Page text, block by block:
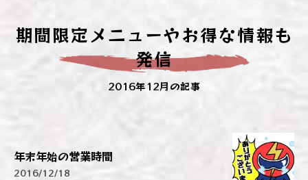
期間限定メニューやお得な情報も
発信
2016年12月の記事
年末年始の営業時間
2016/12/18